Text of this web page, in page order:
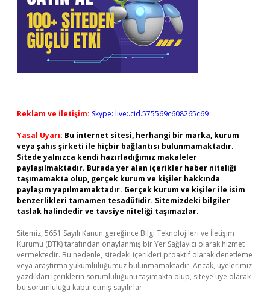
Reklam ve İletişim: Skype: live:.cid.575569c608265c69
Yasal Uyarı: Bu internet sitesi, herhangi bir marka, kurum
veya şahıs şirketi ile hiçbir bağlantısı bulunmamaktadır.
Sitede yalnızca kendi hazırladığımız makaleler
paylaşılmaktadır. Burada yer alan içerikler haber niteliği
taşımamakta olup, gerçek kurum ve kişiler hakkında
paylaşım yapılmamaktadır. Gerçek kurum ve kişiler ile isim
benzerlikleri tamamen tesadüfidir. Sitemizdeki bilgiler
taslak halindedir ve tavsiye niteliği taşımazlar.
Sitemiz, 5651 Sayılı Kanun gereğince Bilgi Teknolojileri ve İletişim
Kurumu (BTK) tarafından onaylanmış bir Yer Sağlayıcı olarak hizmet
vermektedir. Bu nedenle, sitedeki içerikleri proaktif olarak denetleme
veya araştırma yükümlülüğümüz bulunmamaktadır. Ancak, üyelerimiz
yazdıkları içeriklerin sorumluluğunu taşımakta olup, siteye üye olarak
bu sorumluluğu kabul etmiş sayılırlar.